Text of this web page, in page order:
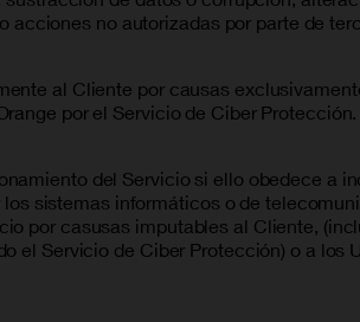
no autorizadas por parte de
al Cliente por causas
por el Servicio de Ciber
del Servicio si ello obedece a
sistemas informáticos o de
por casusas imputables al Cliente,
Servicio de Ciber Protección) o a los